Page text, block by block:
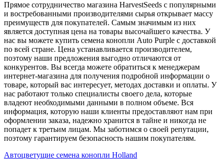
Прямое сотрудничество магазина HarvestSeeds с популярными
и востребованными производителями сырья открывает массу
преимуществ для покупателей. Самым значимым из них
является доступная цена на товары высочайшего качества. У
нас вы можете купить семена конопли Auto Purple с доставкой
по всей стране. Цена устанавливается производителем,
поэтому наши предложения выгодно отличаются от
конкурентов. Вы всегда можете обратиться к менеджерам
интернет-магазина для получения подробной информации о
товаре, который вас интересует, методах доставки и оплаты. У
нас работают только специалисты своего дела, которые
владеют необходимыми данными в полном объеме. Вся
информация, которую наши клиенты предоставляют нам при
оформлении заказа, надежно хранится в тайне и никогда не
попадет к третьим лицам. Мы заботимся о своей репутации,
поэтому гарантируем безопасность нашим покупателям.
Автоцветущие семена конопли Holland